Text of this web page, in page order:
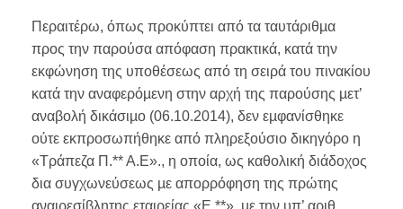
Περαιτέρω, όπως προκύπτει από τα ταυτάριθµα
προς την παρούσα απόφαση πρακτικά, κατά την
εκφώνηση της υποθέσεως από τη σειρά του πινακίου
κατά την αναφερόµενη στην αρχή της παρούσης µετ’
αναβολή δικάσιµο (06.10.2014), δεν εµφανίσθηκε
ούτε εκπροσωπήθηκε από πληρεξούσιο δικηγόρο η
«Τράπεζα Π.** Α.Ε»., η οποία, ως καθολική διάδοχος
δια συγχωνεύσεως µε απορρόφηση της πρώτης
αναιρεσίβλητης εταιρείας «Ε.**», µε την υπ’ αριθ.